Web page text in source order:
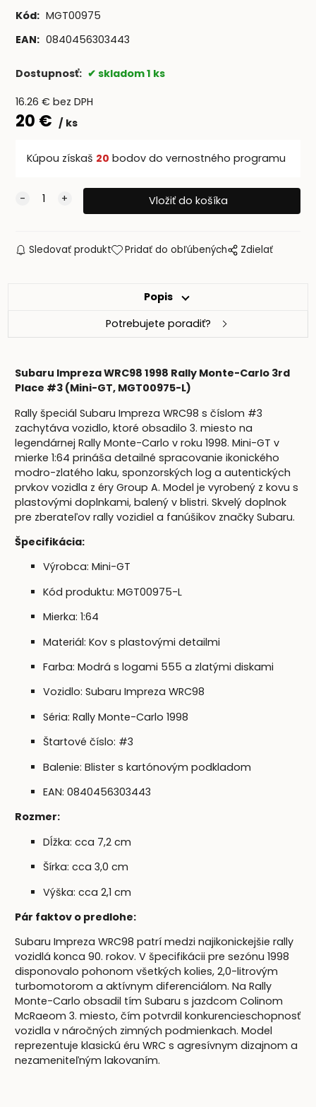
Kód: MGT00975
EAN: 0840456303443
Dostupnosť: skladom 1 ks
16.26 € bez DPH
20 € ks
Kúpou získaš 20 bodov do vernostného programu
Sledovať produkt Pridať do obľúbených Zdielať
Popis
Potrebujete poradiť?
Subaru Impreza WRC98 1998 Rally Monte-Carlo 3rd
Place #3 (Mini-GT, MGT00975-L)
Rally špeciál Subaru Impreza WRC98 s číslom #3
zachytáva vozidlo, ktoré obsadilo 3. miesto na
legendárnej Rally Monte-Carlo v roku 1998. Mini-GT v
mierke 1:64 prináša detailné spracovanie ikonického
modro-zlatého laku, sponzorských log a autentických
prvkov vozidla z éry Group A. Model je vyrobený z kovu s
plastovými doplnkami, balený v blistri. Skvelý doplnok
pre zberateľov rally vozidiel a fanúšikov značky Subaru.
Špecifikácia:
Výrobca: Mini-GT
Kód produktu: MGT00975-L
Mierka: 1:64
Materiál: Kov s plastovými detailmi
Farba: Modrá s logami 555 a zlatými diskami
Vozidlo: Subaru Impreza WRC98
Séria: Rally Monte-Carlo 1998
Štartové číslo: #3
Balenie: Blister s kartónovým podkladom
EAN: 0840456303443
Rozmer:
Dĺžka: cca 7,2 cm
Šírka: cca 3,0 cm
Výška: cca 2,1 cm
Pár faktov o predlohe:
Subaru Impreza WRC98 patrí medzi najikonickejšie rally
vozidlá konca 90. rokov. V špecifikácii pre sezónu 1998
disponovalo pohonom všetkých kolies, 2,0-litrovým
turbomotorom a aktívnym diferenciálom. Na Rally
Monte-Carlo obsadil tím Subaru s jazdcom Colinom
McRaeom 3. miesto, čím potvrdil konkurencieschopnosť
vozidla v náročných zimných podmienkach. Model
reprezentuje klasickú éru WRC s agresívnym dizajnom a
nezameniteľným lakovaním.